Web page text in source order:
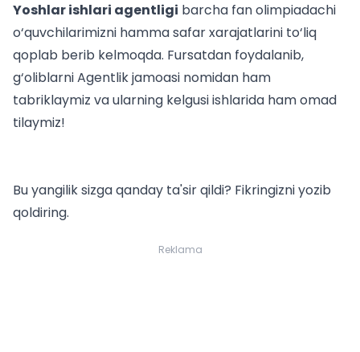
Yoshlar ishlari agentligi barcha fan olimpiadachi
o‘quvchilarimizni hamma safar xarajatlarini to‘liq
qoplab berib kelmoqda. Fursatdan foydalanib,
g‘oliblarni Agentlik jamoasi nomidan ham
tabriklaymiz va ularning kelgusi ishlarida ham omad
tilaymiz!
Bu yangilik sizga qanday ta'sir qildi? Fikringizni yozib
qoldiring.
Reklama